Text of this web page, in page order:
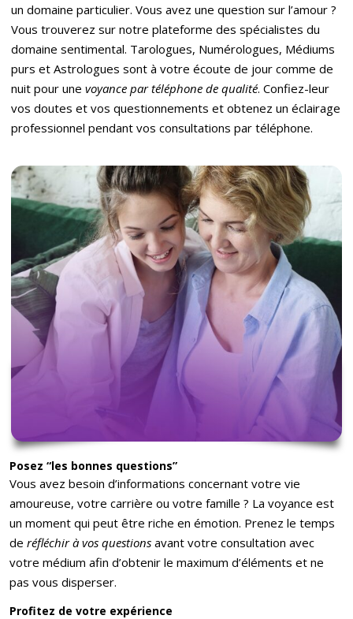
un domaine particulier. Vous avez une question sur l’amour ?
Vous trouverez sur notre plateforme des spécialistes du
domaine sentimental. Tarologues, Numérologues, Médiums
purs et Astrologues sont à votre écoute de jour comme de
nuit pour une voyance par téléphone de qualité. Confiez-leur
vos doutes et vos questionnements et obtenez un éclairage
professionnel pendant vos consultations par téléphone.
Posez “les bonnes questions”
Vous avez besoin d’informations concernant votre vie
amoureuse, votre carrière ou votre famille ? La voyance est
un moment qui peut être riche en émotion. Prenez le temps
de réfléchirà vos questions avant votre consultation avec
votre médium afin d’obtenir le maximum d’éléments et ne
pas vous disperser.
Profitez de votre expérience